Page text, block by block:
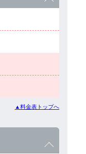
▲料金表トップへ